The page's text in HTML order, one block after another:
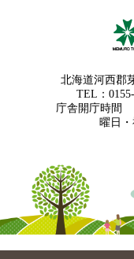
北海道河西郡
TEL：
庁舎開庁時間
曜日・